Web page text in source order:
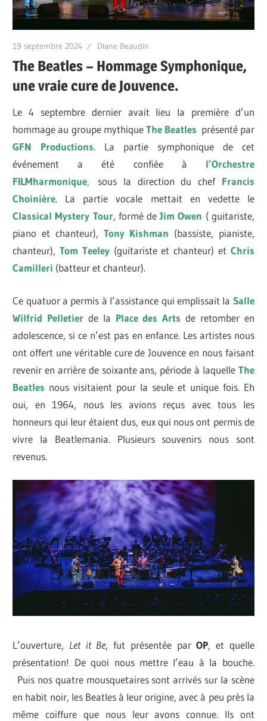
19 septembre 2024 Diane Beaudin
The Beatles – Hommage Symphonique,
une vraie cure de Jouvence.
Le 4 septembre dernier avait lieu la première d’un
hommage au groupe mythiqueThe Beatles présenté par
GFN Productions. La partie symphonique de cet
événement a été confiée à
l’Orchestre
FILMharmonique, sous la direction du chef Francis
Choinière. La partie vocale mettait en vedette le
Classical Mystery Tour, formé deJim Owen ( guitariste,
piano et chanteur), Tony Kishman (bassiste, pianiste,
chanteur),Tom Teeley (guitariste et chanteur) et Chris
Camilleri (batteur et chanteur).
Ce quatuor a permis à l’assistance qui emplissait la Salle
Wilfrid Pelletier de la Place des Artsde retomber en
adolescence, si ce n’est pas en enfance. Les artistes nous
ont offert une véritable cure de Jouvence en nous faisant
revenir en arrière de soixante ans, période à laquelle The
Beatles nous visitaient pour la seule et unique fois. Eh
oui, en 1964, nous les avions reçus avec tous les
honneurs qui leur étaient dus, eux qui nous ont permis de
vivre la Beatlemania. Plusieurs souvenirs nous sont
revenus.
L’ouverture, Let it Be, fut présentée parOP, et quelle
présentation! De quoi nous mettre l’eau à la bouche.
Puis nos quatre mousquetaires sont arrivés sur la scène
en habit noir, les Beatles à leur origine, avec à peu près la
même coiffure que nous leur avons connue. Ils ont